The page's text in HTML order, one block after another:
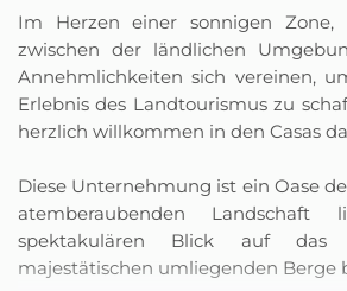
Im Herzen einer sonnigen
zwischen der ländlichen
Annehmlichkeiten sich vereinen,
Erlebnis des Landtourismus zu
herzlich willkommen in den Casas
Diese Unternehmung ist ein Oase
atemberaubenden
spektakulären Blick auf
majestätischen umliegenden Berge